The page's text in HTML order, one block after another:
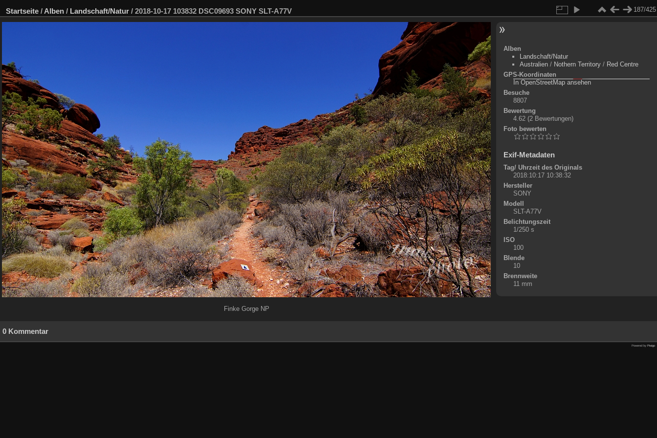
Startseite / Alben / Landschaft/Natur / 2018-10-17 103832 DSC09693 SONY SLT-A77V 187/425
Finke Gorge NP
Alben
Landschaft/Natur
Australien/ Nothern Territory/ Red Centre
GPS-Koordinaten
+
-
©
In OpenStreetMap ansehen
Besuche
8807
Bewertung
4.62 (2 Bewertungen)
Foto bewerten
Exif-Metadaten
Tag/ Uhrzeit des Originals
2018:10:17 10:38:32
Hersteller
SONY
Modell
SLT-A77V
Belichtungszeit
1/250 s
ISO
100
Blende
10
Brennweite
11 mm
0 Kommentar
Powered by Piwigo